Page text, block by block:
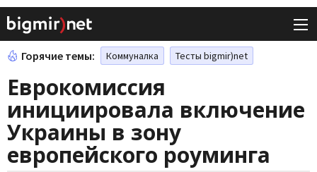
Горячие темы: Коммуналка Тесты bigmir)net
Еврокомиссия
инициировала включение
Украины в зону
европейского роуминга